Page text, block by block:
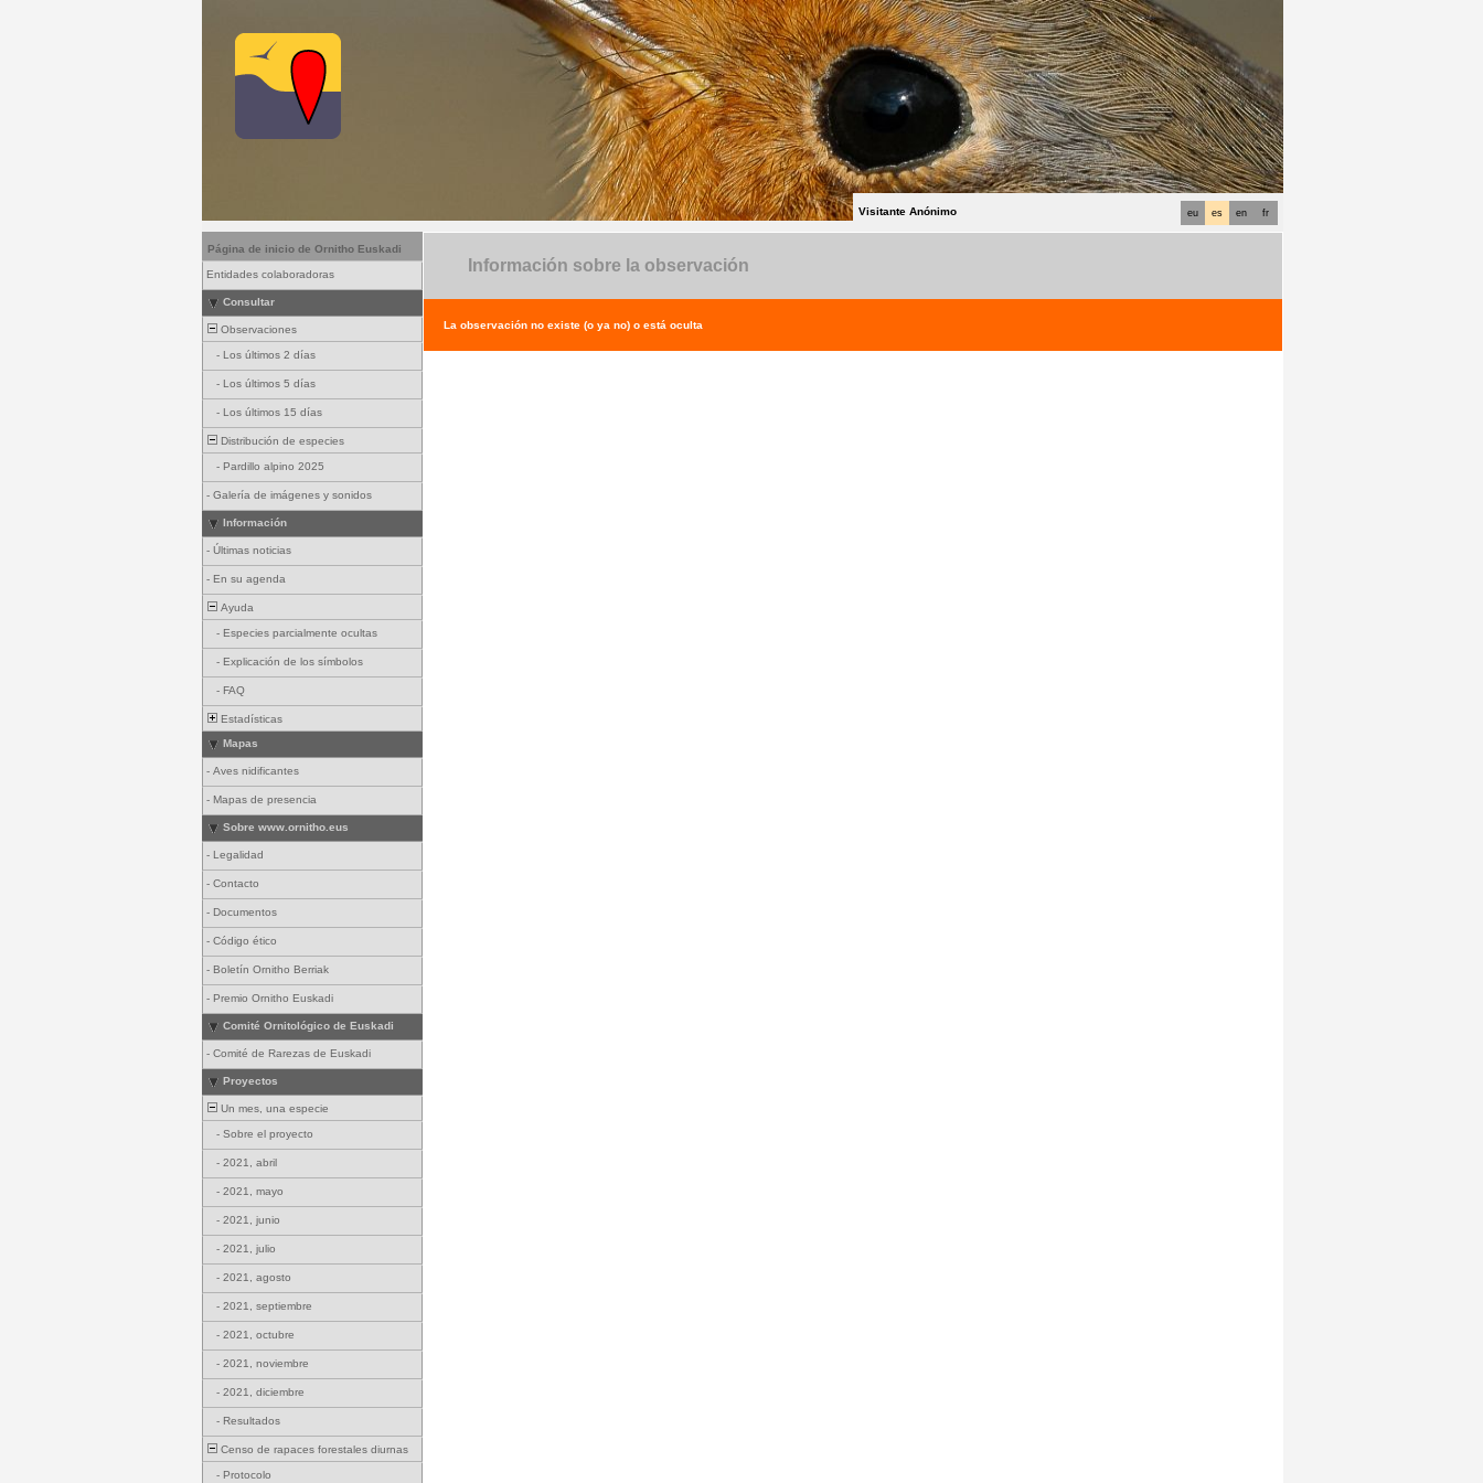
fr
en
es
eu
Visitante Anónimo
Página de inicio de Ornitho Euskadi
Entidades colaboradoras
Consultar
Observaciones
- Los últimos 2 días
- Los últimos 5 días
- Los últimos 15 días
Distribución de especies
- Pardillo alpino 2025
- Galería de imágenes y sonidos
Información
- Últimas noticias
- En su agenda
Ayuda
- Especies parcialmente ocultas
- Explicación de los símbolos
- FAQ
Estadísticas
Mapas
- Aves nidificantes
- Mapas de presencia
Sobre www.ornitho.eus
- Legalidad
- Contacto
- Documentos
- Código ético
- Boletín Ornitho Berriak
- Premio Ornitho Euskadi
Comité Ornitológico de Euskadi
- Comité de Rarezas de Euskadi
Proyectos
Un mes, una especie
- Sobre el proyecto
- 2021, abril
- 2021, mayo
- 2021, junio
- 2021, julio
- 2021, agosto
- 2021, septiembre
- 2021, octubre
- 2021, noviembre
- 2021, diciembre
- Resultados
Censo de rapaces forestales diurnas
- Protocolo
Información sobre la observación
La observación no existe (o ya no) o está oculta